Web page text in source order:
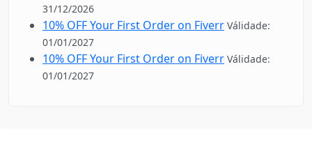
31/12/2026
10% OFF Your First Order on Fiverr Válidade:
01/01/2027
10% OFF Your First Order on Fiverr Válidade:
01/01/2027